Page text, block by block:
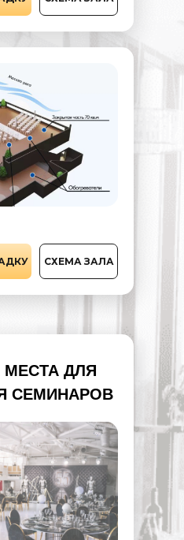
СХЕМА ЗАЛА
ДЛЯ
СЕМИНАРОВ